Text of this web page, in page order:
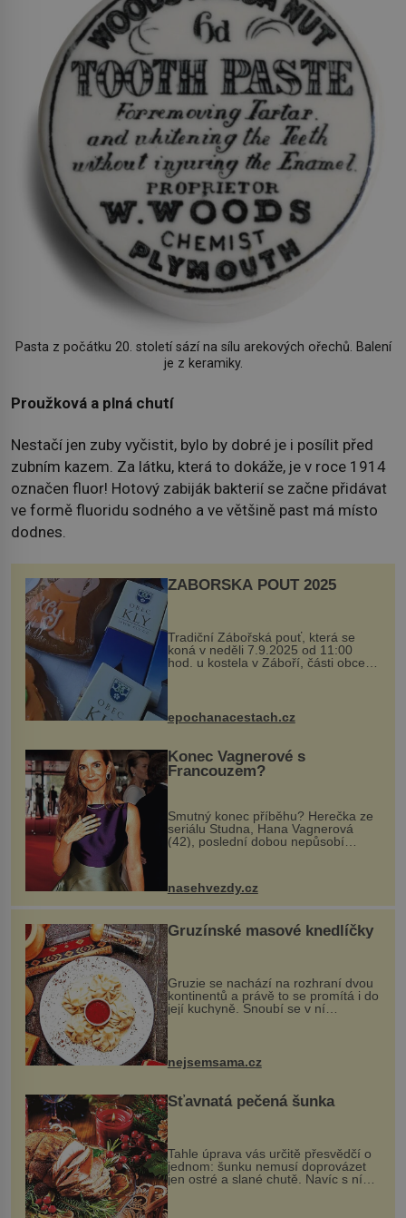
Pasta z počátku 20. století sází na sílu arekových ořechů. Balení
je z keramiky.
Proužková a plná chutí
Nestačí jen zuby vyčistit, bylo by dobré je i posílit před
zubním kazem. Za látku, která to dokáže, je v roce 1914
označen fluor! Hotový zabiják bakterií se začne přidávat
ve formě fluoridu sodného a ve většině past má místo
dodnes.
ZÁBOŘSKÁ POUŤ 2025
Tradiční Zábořská pouť, která se
koná v neděli 7.9.2025 od 11:00
hod. u kostela v Záboří, části obce
Kly u Mělníka. V programu naleznete
komentovanou prohlídku kostela,
epochanacestach.cz
Konec Vagnerové s
Francouzem?
Smutný konec příběhu? Herečka ze
seriálu Studna, Hana Vagnerová
(42), poslední dobou nepůsobí
nasehvezdy.cz
Gruzínské masové knedlíčky
Gruzie se nachází na rozhraní dvou
kontinentů a právě to se promítá i do
její kuchyně. Snoubí se v ní
evropské a asijské chutě a díky tomu
vznikají rozmanité a chuťově bohaté
pokrmy, které rozhodně st...
nejsemsama.cz
Šťavnatá pečená šunka
Tahle úprava vás určitě přesvědčí o
jednom: šunku nemusí doprovázet
jen ostré a slané chutě. Navíc s ní
nakrmíte poměrně hodně hladových
krků. Ingredience sádlo 3 kg šunky